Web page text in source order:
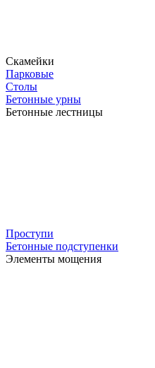
Скамейки
Парковые
Столы
Бетонные урны
Бетонные лестницы
Проступи
Бетонные подступенки
Элементы мощения